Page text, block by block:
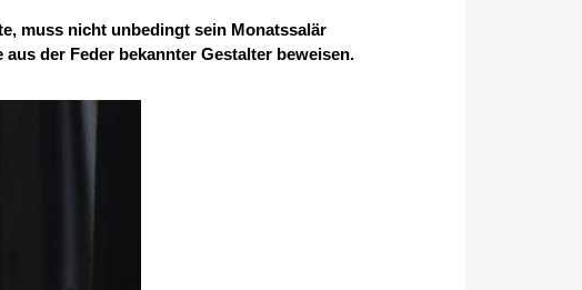
muss nicht unbedingt sein Monatssalär
der Feder bekannter Gestalter beweisen.